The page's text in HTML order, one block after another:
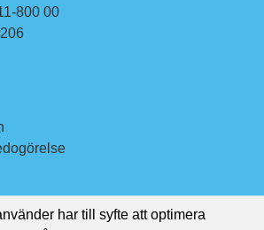
800 00
har till syfte att optimera